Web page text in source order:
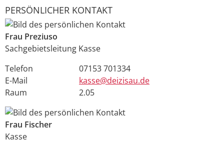
PERSÖNLICHER KONTAKT
Frau Preziuso
Sachgebietsleitung Kasse
Telefon
07153 701334
E-Mail
kasse@deizisau.de
Raum
2.05
Frau Fischer
Kasse